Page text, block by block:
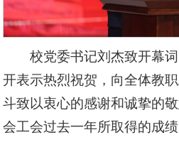
校党委书记刘杰致开幕
开表示热烈祝贺，向全体教
斗致以衷心的感谢和诚挚的
会工会过去一年所取得的成